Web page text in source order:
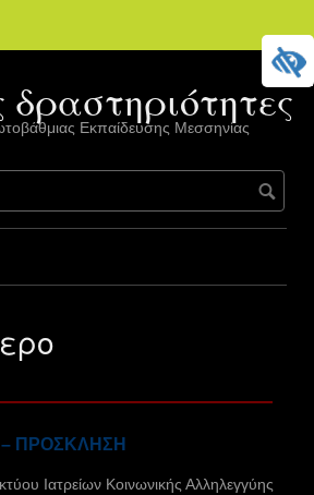
δραστηριότητες
Εκπαίδευσης Μεσσηνίας
————————————————
ΠΡΟΣΚΛΗΣΗ
Ιατρείων Κοινωνικής Αλληλεγγύης